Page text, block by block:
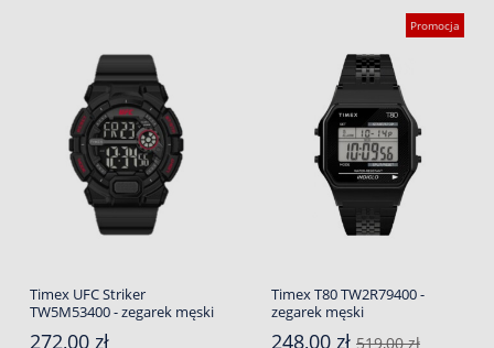
Timex UFC Striker
TW5M53400 - zegarek męski
272,00 zł
Promocja
Timex T80 TW2R79400 -
zegarek męski
248,00 zł 519,00 zł